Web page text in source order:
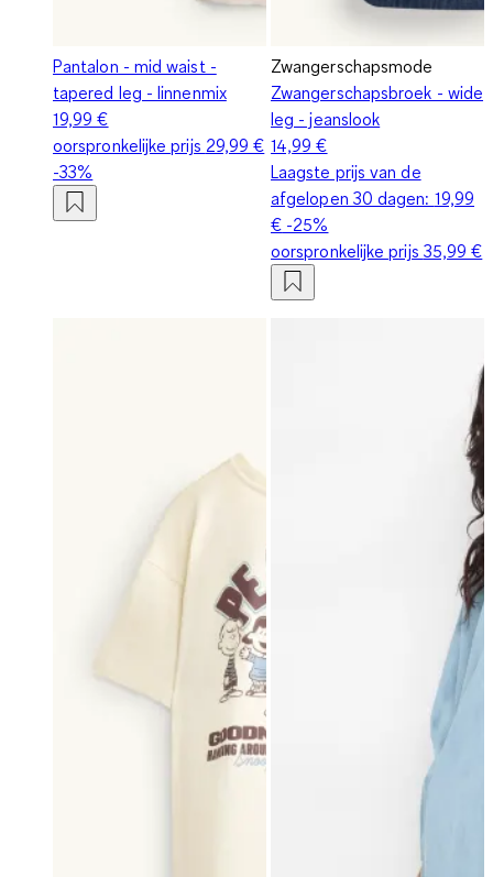
Pantalon - mid waist -
tapered leg - linnenmix
19,99 €
oorspronkelijke prijs 29,99 €
-33%
Zwangerschapsmode
Zwangerschapsbroek - wide
leg - jeanslook
14,99 €
Laagste prijs van de
afgelopen 30 dagen: 19,99
€ -25%
oorspronkelijke prijs 35,99 €